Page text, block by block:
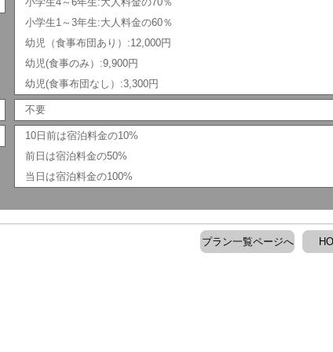
小学生1～3年生:大人料金の60％
幼児（食事布団あり）:12,000円
幼児(食事のみ）:9,900円
幼児(食事布団なし）:3,300円
不要
10日前は宿泊料金の10%
前日は宿泊料金の50%
当日は宿泊料金の100%
プラン一覧ページへ